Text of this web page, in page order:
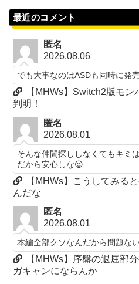
最近のコメント
匿名
2026.08.06
でも大事なのはASDも同時に発
【MHWs】Switch2版モ
判明！
匿名
2026.08.01
そんな仲間探ししなくてもキミ
だから安心しな😉
【MHWs】こうしてみる
んだな
匿名
2026.08.01
本編全部クソなんだから問題な
【MHWs】序盤の退屈部
ガキャンにならんか